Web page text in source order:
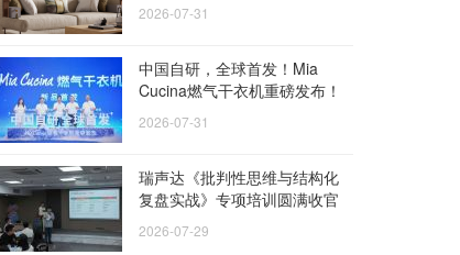
2026-07-31
中国自研，全球首发！Mia
Cucina燃气干衣机重磅发布！
2026-07-31
瑞声达《批判性思维与结构化
复盘实战》专项培训圆满收官
2026-07-29